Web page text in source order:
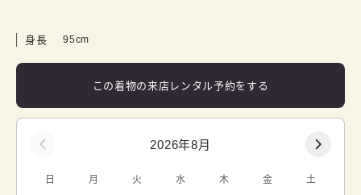
身長 95cm
この着物の来店レンタル予約をする
2026年8月
日 月 火 水 木 金 土